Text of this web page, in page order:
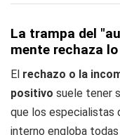
La trampa del
mente rechaza
El rechazo o la
positivo suele tener
que los especialistas
interno engloba